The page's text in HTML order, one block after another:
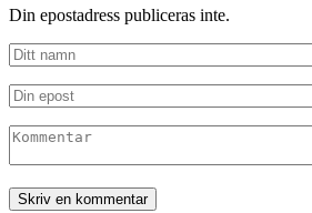
Din epostadress publiceras inte.